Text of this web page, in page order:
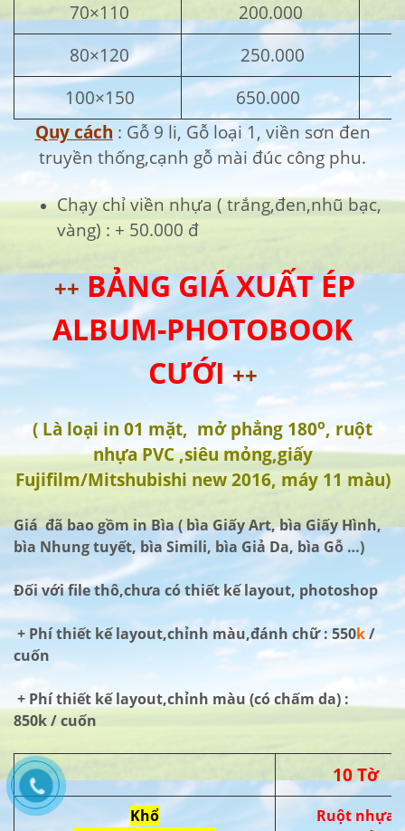
70×110
200.000
80×120
250.000
100×150
650.000
Quy cách : Gỗ 9 li, Gỗ loại 1, viền sơn đen
truyền thống,cạnh gỗ mài đúc công phu.
Chạy chỉ viền nhựa ( trắng,đen,nhũ bạc,
vàng) : + 50.000 đ
++ BẢNG GIÁ XUẤT ÉP
ALBUM-PHOTOBOOK
CƯỚI++
( Là loại in 01 mặt, mở phẳng 180o, ruột
nhựa PVC ,siêu mỏng,giấy
Fujifilm/Mitshubishi new 2016, máy 11 màu)
Giá đã bao gồm in Bìa ( bìa Giấy Art, bìa Giấy Hình,
bìa Nhung tuyết, bìa Simili, bìa Giả Da, bìa Gỗ …)
Đối với file thô,chưa có thiết kế layout, photoshop
+ Phí thiết kế layout,chỉnh màu,đánh chữ : 550k/
cuốn
+ Phí thiết kế layout,chỉnh màu (có chấm da) :
850k / cuốn
10 Tờ
Khổ
Ruột nhựa